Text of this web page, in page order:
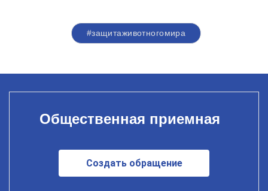
#защитаживотногомира
Общественная приемная
Создать обращение